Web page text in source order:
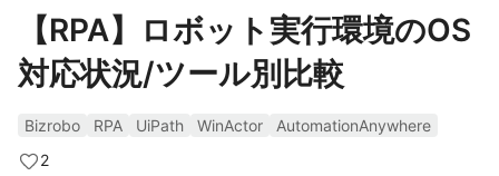
【RPA】ロボット実行環境のOS
対応状況/ツール別比較
Bizrobo RPA UiPath WinActor
AutomationAnywhere
2